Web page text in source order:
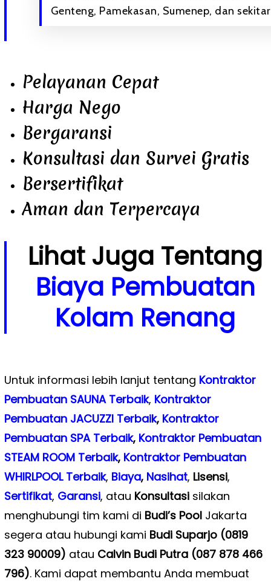
Genteng, Pamekasan, Sumenep, dan
Pelayanan Cepat
Harga Nego
Bergaransi
Konsultasi dan Survei Gratis
Bersertifikat
Aman dan Terpercaya
Lihat Juga Tentang
Biaya Pembuatan
Kolam Renang
Untuk informasi lebih lanjut tentang Kontraktor
Pembuatan SAUNA Terbaik, Kontraktor
Pembuatan JACUZZI Terbaik,Kontraktor
Pembuatan SPA Terbaik,Kontraktor Pembuatan
STEAM ROOM Terbaik, Kontraktor Pembuatan
WHIRLPOOL Terbaik, Biaya, Nasihat, Lisensi,
Sertifikat, Garansi, atau Konsultasisilakan
menghubungi tim kami di Budi’s PoolJakarta
segera atau hubungi kami Budi Suparjo (0819
323 90009) atau Calvin Budi Putra (087 878 466
796). Kami dapat membantu Anda membuat